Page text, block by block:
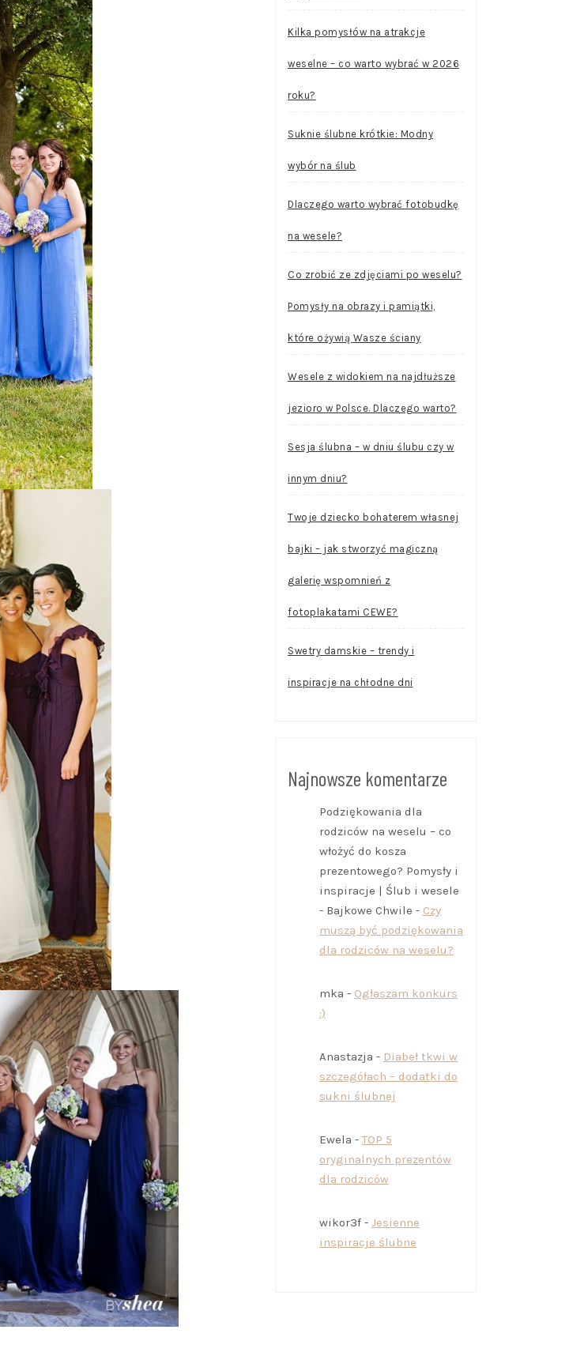
Kilka pomysłów na atrakcje
weselne – co warto wybrać w 2026
roku?
Suknie ślubne krótkie: Modny
wybór na ślub
Dlaczego warto wybrać fotobudkę
na wesele?
Co zrobić ze zdjęciami po weselu?
Pomysły na obrazy i pamiątki,
które ożywią Wasze ściany
Wesele z widokiem na najdłuższe
jezioro w Polsce. Dlaczego warto?
Sesja ślubna – w dniu ślubu czy w
innym dniu?
Twoje dziecko bohaterem własnej
bajki – jak stworzyć magiczną
galerię wspomnień z
fotoplakatami CEWE?
Swetry damskie – trendy i
inspiracje na chłodne dni
Najnowsze komentarze
Podziękowania dla
rodziców na weselu – co
włożyć do kosza
prezentowego? Pomysły i
inspiracje | Ślub i wesele
- Bajkowe Chwile - Czy
muszą być podziękowania
dla rodziców na weselu?
mka - Ogłaszam konkurs
:)
Anastazja - Diabeł tkwi w
szczegółach – dodatki do
sukni ślubnej
Ewela -TOP 5
oryginalnych prezentów
dla rodziców
wikor3f - Jesienne
inspiracje ślubne